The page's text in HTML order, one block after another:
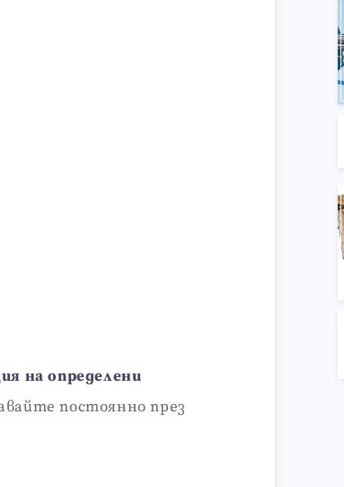
на определени
постоянно през